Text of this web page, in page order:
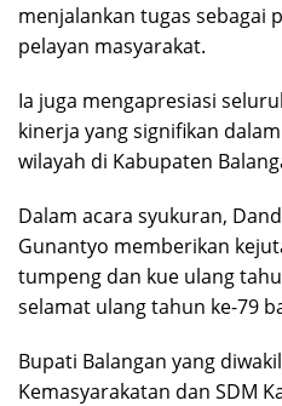
menjalankan tugas sebagai
pelayan masyarakat.
Ia juga mengapresiasi
kinerja yang signifikan
wilayah di Kabupaten
Dalam acara syukuran,
Gunantyo memberikan
tumpeng dan kue ulang
selamat ulang tahun ke-79
Bupati Balangan yang
Kemasyarakatan dan SDM